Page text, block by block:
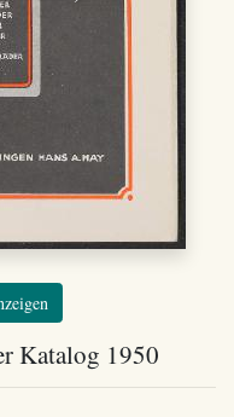
Katalog 1950